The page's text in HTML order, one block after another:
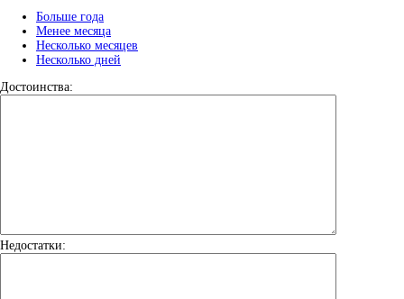
Больше года
Менее месяца
Несколько месяцев
Несколько дней
Достоинства:
Недостатки: